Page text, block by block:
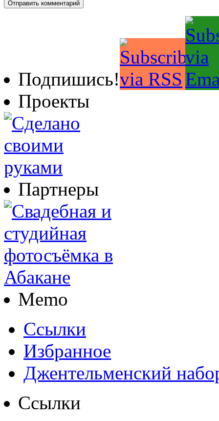
Подпишись!
Проекты
Партнеры
Memo
Ссылки
Избранное
Джентельменский
Ссылки